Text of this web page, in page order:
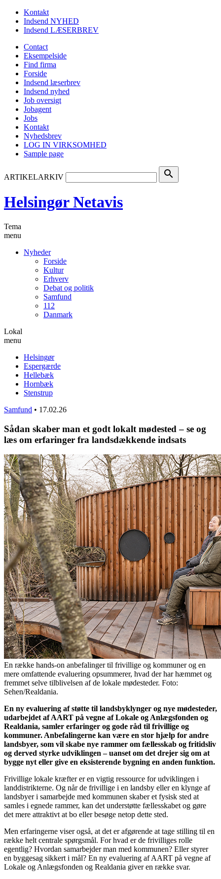
Kontakt
Indsend NYHED
Indsend LÆSERBREV
Contact
Eksempelside
Find firma
Forside
Indsend læserbrev
Indsend nyhed
Job oversigt
Jobagent
Jobs
Kontakt
Nyhedsbrev
LOG IN VIRKSOMHED
Sample page
ARTIKELARKIV search
Helsingør Netavis
Tema
menu
Nyheder
Forside
Kultur
Erhverv
Debat og politik
Samfund
112
Danmark
Lokal
menu
Helsingør
Espergærde
Hellebæk
Hornbæk
Stenstrup
Samfund • 17.02.26
Sådan skaber man et godt lokalt mødested – se og
læs om erfaringer fra landsdækkende indsats
En række hands-on anbefalinger til frivillige og kommuner og en
mere omfattende evaluering opsummerer, hvad der har hæmmet og
fremmet selve tilblivelsen af de lokale mødesteder. Foto:
Sehen/Realdania.
En ny evaluering af støtte til landsbyklynger og nye mødesteder,
udarbejdet af AART på vegne af Lokale og Anlægsfonden og
Realdania, samler erfaringer og gode råd til frivillige og
kommuner. Anbefalingerne kan være en stor hjælp for andre
landsbyer, som vil skabe nye rammer om fællesskab og fritidsliv
og derved styrke udviklingen – uanset om det drejer sig om at
bygge nyt eller give en eksisterende bygning en anden funktion.
Frivillige lokale kræfter er en vigtig ressource for udviklingen i
landdistrikterne. Og når de frivillige i en landsby eller en klynge af
landsbyer i samarbejde med kommunen skaber et fysisk sted at
samles i egnede rammer, kan det understøtte fællesskabet og gøre
det mere attraktivt at bo eller besøge netop dette sted.
Men erfaringerne viser også, at det er afgørende at tage stilling til en
række helt centrale spørgsmål. For hvad er de frivilliges rolle
egentlig? Hvordan samarbejder man med kommunen? Eller styrer
en byggesag sikkert i mål? En ny evaluering af AART på vegne af
Lokale og Anlægsfonden og Realdania giver en række svar.